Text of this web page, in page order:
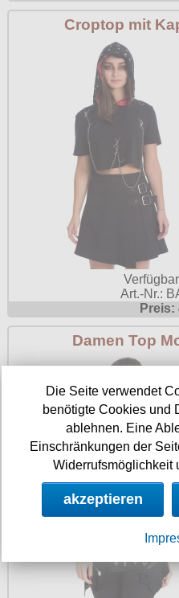
Croptop mit
Art.-Nr.:
Preis:
Damen Top
Die Seite verwendet
benötigte Cookies und
ablehnen. Eine
Einschränkungen der
Widerrufsmöglichkeit
akzeptieren